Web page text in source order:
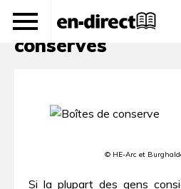
L’art de bien
conserves
© HE-Arc et
Si la plupart des gens